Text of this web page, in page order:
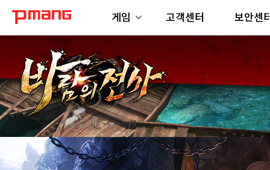
게임 고객센터 보안센